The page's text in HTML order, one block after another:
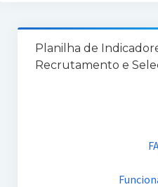
Já sou Cliente
Conheça a Recrutei
Planilha de
Recrutamento e